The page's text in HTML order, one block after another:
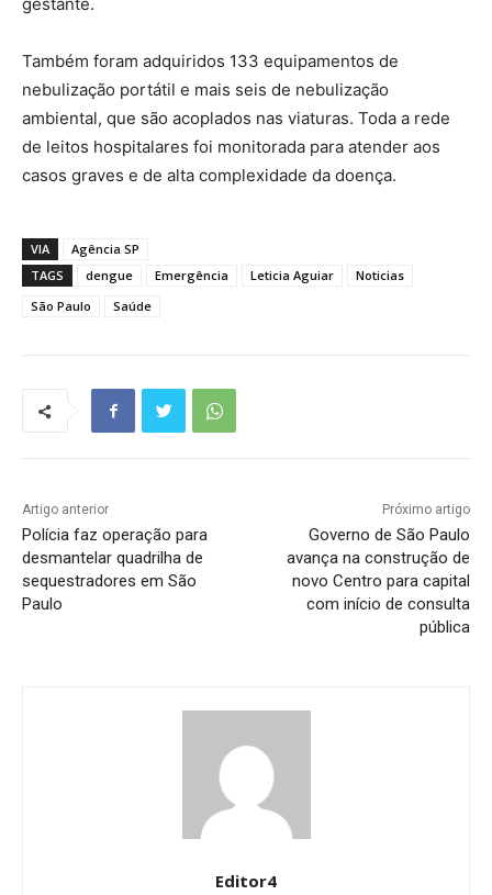
Também foram adquiridos 133 equipamentos de
nebulização portátil e mais seis de nebulização
ambiental, que são acoplados nas viaturas. Toda a rede
de leitos hospitalares foi monitorada para atender aos
casos graves e de alta complexidade da doença.
VIA
Agência SP
TAGS
dengue Emergência Leticia Aguiar
Noticias
São Paulo
Saúde
Artigo anterior
Polícia faz operação para
desmantelar quadrilha de
sequestradores em São
Paulo
Próximo artigo
Governo de São Paulo
avança na construção de
novo Centro para capital
com início de consulta
pública
Editor4